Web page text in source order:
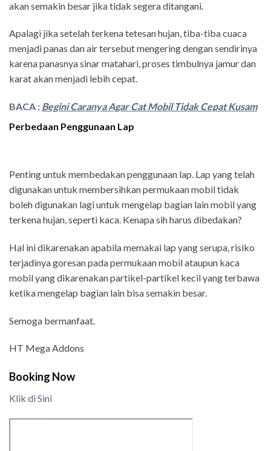
akan semakin besar jika tidak segera ditangani.
Apalagi jika setelah terkena tetesan hujan, tiba-tiba cuaca
menjadi panas dan air tersebut mengering dengan sendirinya
karena panasnya sinar matahari, proses timbulnya jamur dan
karat akan menjadi lebih cepat.
BACA : Begini Caranya Agar Cat Mobil Tidak Cepat Kusam
Perbedaan Penggunaan Lap
Penting untuk membedakan penggunaan lap. Lap yang telah
digunakan untuk membersihkan permukaan mobil tidak
boleh digunakan lagi untuk mengelap bagian lain mobil yang
terkena hujan, seperti kaca. Kenapa sih harus dibedakan?
Hal ini dikarenakan apabila memakai lap yang serupa, risiko
terjadinya goresan pada permukaan mobil ataupun kaca
mobil yang dikarenakan partikel-partikel kecil yang terbawa
ketika mengelap bagian lain bisa semakin besar.
Semoga bermanfaat.
HT Mega Addons
Booking Now
Klik di Sini